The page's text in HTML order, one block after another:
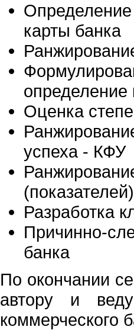
карты банка
Оценка
успеха - КФУ
(показателей)
Разработка
Причинно-
банка
По окончании
автору и
коммерческого